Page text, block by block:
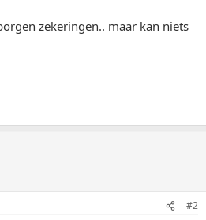
zekeringen.. maar kan niets
#2